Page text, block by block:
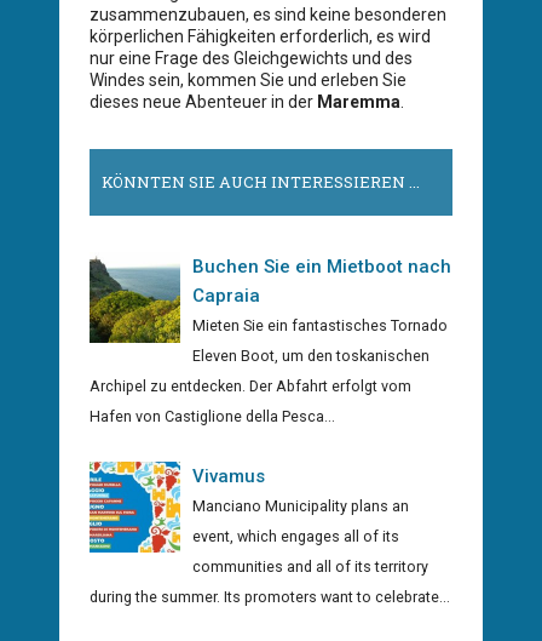
zusammenzubauen, es sind keine besonderen
körperlichen Fähigkeiten erforderlich, es wird
nur eine Frage des Gleichgewichts und des
Windes sein, kommen Sie und erleben Sie
dieses neue Abenteuer in der Maremma
KÖNNTEN SIE AUCH INTERESSIEREN ...
Buchen Sie ein Mietboot nach
Capraia
Mieten Sie ein fantastisches Tornado
Eleven Boot, um den toskanischen
Archipel zu entdecken. Der Abfahrt erfolgt vom
Hafen von Castiglione della Pesca...
Vivamus
Manciano Municipality plans an
event, which engages all of its
communities and all of its territory
during the summer. Its promoters want to celebrate...